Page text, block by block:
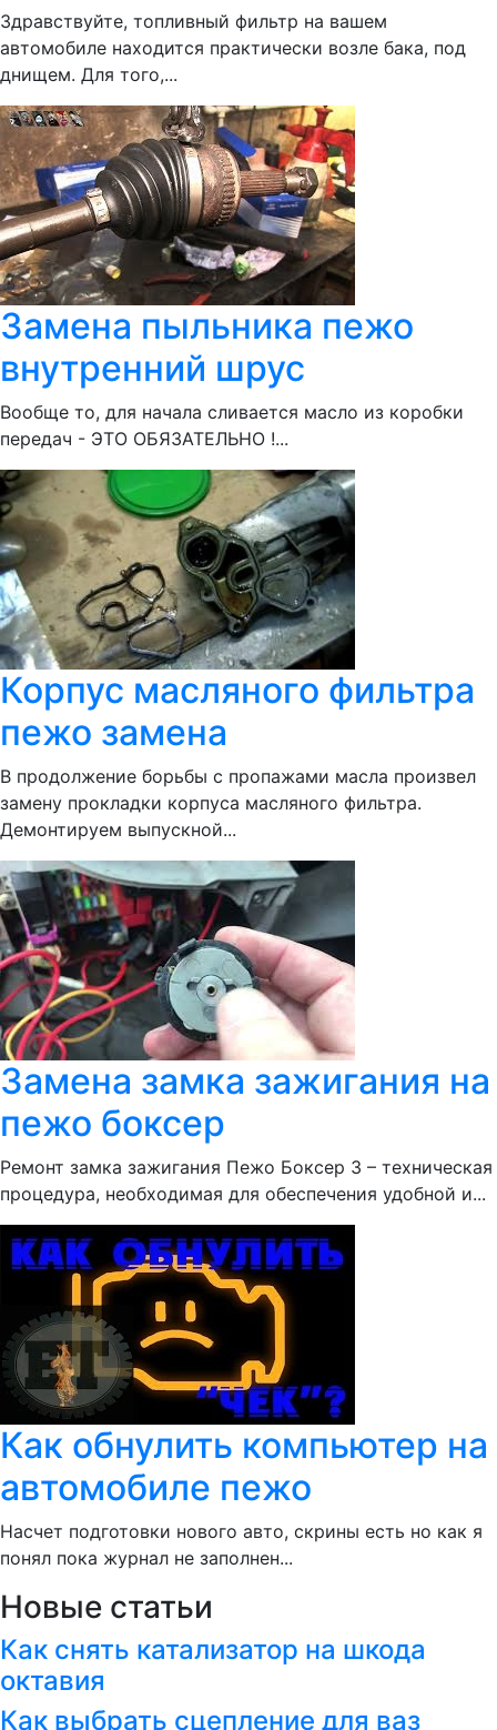
Здравствуйте, топливный фильтр на вашем
автомобиле находится практически возле бака, под
днищем. Для того,...
Замена пыльника пежо
внутренний шрус
Вообще то, для начала сливается масло из коробки
передач - ЭТО ОБЯЗАТЕЛЬНО !...
Корпус масляного фильтра
пежо замена
В продолжение борьбы с пропажами масла произвел
замену прокладки корпуса масляного фильтра.
Демонтируем выпускной...
Замена замка зажигания на
пежо боксер
Ремонт замка зажигания Пежо Боксер 3 – техническая
процедура, необходимая для обеспечения удобной и...
Как обнулить компьютер на
автомобиле пежо
Насчет подготовки нового авто, скрины есть но как я
понял пока журнал не заполнен...
Новые статьи
Как снять катализатор на шкода
октавия
Как выбрать сцепление для ваз